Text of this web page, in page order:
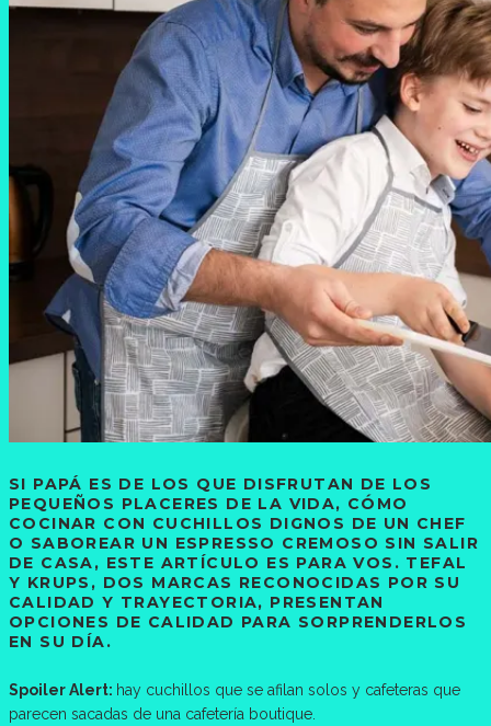
SI PAPÁ ES DE LOS QUE DISFRUTAN DE LOS
PEQUEÑOS PLACERES DE LA VIDA, CÓMO
COCINAR CON CUCHILLOS DIGNOS DE UN CHEF
O SABOREAR UN ESPRESSO CREMOSO SIN SALIR
DE CASA, ESTE ARTÍCULO ES PARA VOS. TEFAL
Y KRUPS, DOS MARCAS RECONOCIDAS POR SU
CALIDAD Y TRAYECTORIA, PRESENTAN
OPCIONES DE CALIDAD PARA SORPRENDERLOS
EN SU DÍA.
Spoiler Alert: hay cuchillos que se afilan solos y cafeteras que
parecen sacadas de una cafetería boutique.